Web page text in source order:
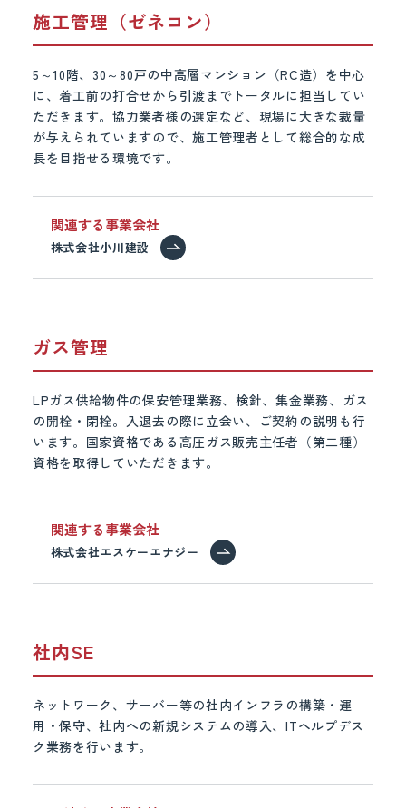
施工管理（ゼネコン）
5～10階、30～80戸の中高層マンション（RC造）を中心
に、着工前の打合せから引渡までトータルに担当してい
ただきます。協力業者様の選定など、現場に大きな裁量
が与えられていますので、施工管理者として総合的な成
長を目指せる環境です。
関連する事業会社
株式会社小川建設
ガス管理
LPガス供給物件の保安管理業務、検針、集金業務、ガス
の開栓・閉栓。入退去の際に立会い、ご契約の説明も行
います。国家資格である高圧ガス販売主任者（第二種）
資格を取得していただきます。
関連する事業会社
株式会社エスケーエナジー
社内SE
ネットワーク、サーバー等の社内インフラの構築・運
用・保守、社内への新規システムの導入、ITヘルプデス
ク業務を行います。